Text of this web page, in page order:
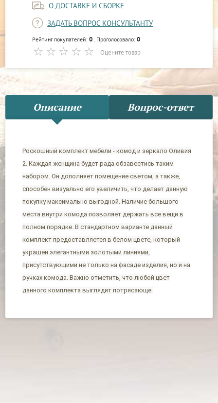
О ДОСТАВКЕ И СБОРКЕ
ЗАДАТЬ ВОПРОС КОНСУЛЬТАНТУ
Рейтинг покупателей:0 . Проголосовало:0
Оцените товар
Описание Вопрос-ответ
Роскошный комплект мебели - комод и зеркало Оливия
2. Каждая женщина будет рада обзавестись таким
набором. Он дополняет помещение светом, а также,
способен визуально его увеличить, что делает данную
покупку максимально выгодной. Наличие большого
места внутри комода позволяет держать все вещи в
полном порядке. В стандартном варианте данный
комплект предоставляется в белом цвете, который
украшен элегантными золотыми линиями,
присутствующими не только на фасаде изделия, но и на
ручках комода. Важно отметить, что любой цвет
данного комплекта выглядит потрясающе.